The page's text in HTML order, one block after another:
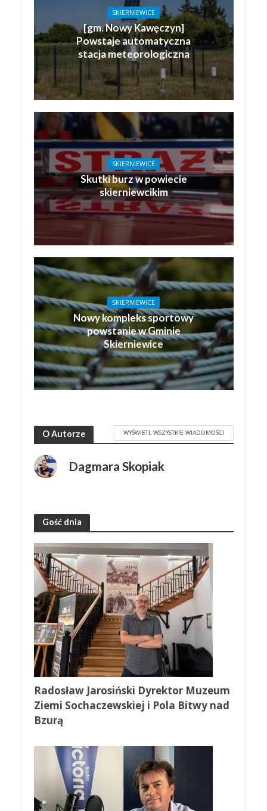
SKIERNIEWICE
[gm. Nowy Kawęczyn]
Powstaje automatyczna
stacja meteorologiczna
SKIERNIEWICE
Skutki burz w powiecie
skierniewcikim
SKIERNIEWICE
Nowy kompleks sportowy
powstanie w Gminie
Skierniewice
O Autorze WYŚWIETL WSZYSTKIE WIADOMOŚCI
Dagmara Skopiak
Gość dnia
Radosław Jarosiński Dyrektor Muzeum
Ziemi Sochaczewskiej i Pola Bitwy nad
Bzurą